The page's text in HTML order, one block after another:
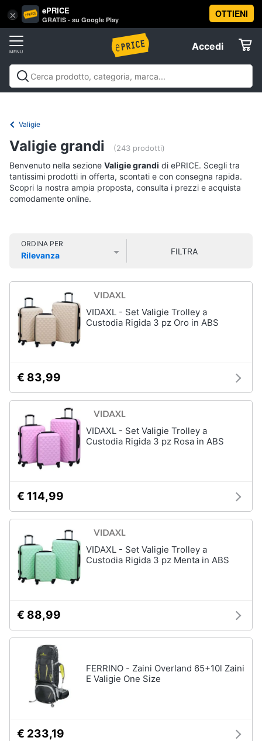
× ePRICE
GRATIS - su Google Play
OTTIENI
Accedi
Accedi
Registrati
Offerte
Informatica
Telefonia
Tv
Cinema
home
Videogiochi
Audio
Clima
Arredo
Brico
Giardinaggio
Salute
e
igiene
Beauty
Giocattoli
Prima
infanzia
Fotografia
Vai
al
Abbigliamento
Donna
donna
Cappotto
donna
Felpa
donna
uomo
Cravatta
Piumino
uomo
Vedi
tutti
Bambino
Scarpe
Sandali
Vestiti
neonati
Copertina
neonato
Vedi
Scarpe
Sneakers
Scarpe
Anfibi
Valigie
Valigie grandi (243 prodotti)
Benvenuto nella sezione Valigie grandi di ePRICE. Scegli tra
tantissimi prodotti in offerta, scontati e con consegna rapida.
Scopri la nostra ampia proposta, consulta i prezzi e acquista
comodamente online.
ORDINA PER
Rilevanza
FILTRA
VIDAXL - Set Valigie Trolley a
Custodia Rigida 3 pz Oro in ABS
€ 83,99
VIDAXL - Set Valigie Trolley a
Custodia Rigida 3 pz Rosa in ABS
€ 114,99
VIDAXL - Set Valigie Trolley a
Custodia Rigida 3 pz Menta in ABS
€ 88,99
FERRINO - Zaini Overland 65+10l Zaini
E Valigie One Size
€ 233,19